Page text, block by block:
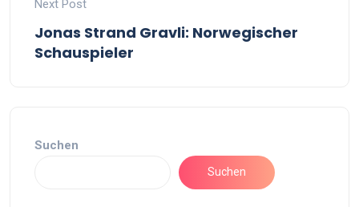
Next Post
Jonas Strand Gravli: Norwegischer
Schauspieler
Suchen
Suchen